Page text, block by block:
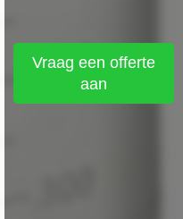
Vraag een offerte
aan